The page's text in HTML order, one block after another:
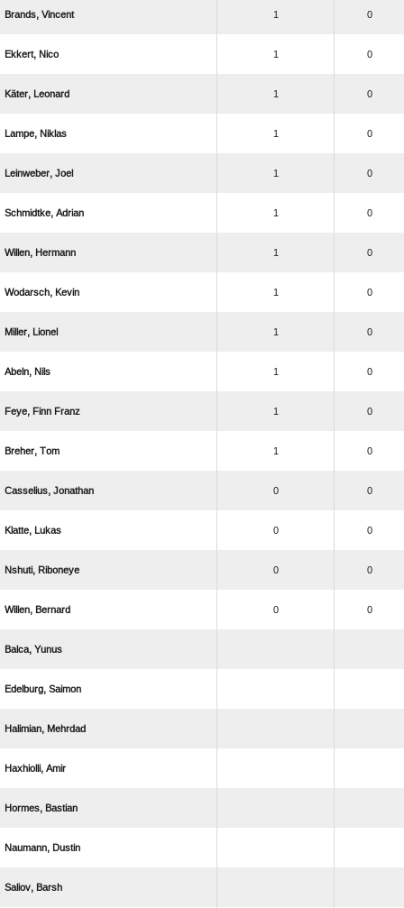
  1 0
  1 0
  1 0
  1 0
  1 0
  1 0
  1 0
  1 0
  1 0
  1 0
   1 0
  1 0
  0 0
  0 0
  0 0
  0 0
 
 
 
 
 
 
 